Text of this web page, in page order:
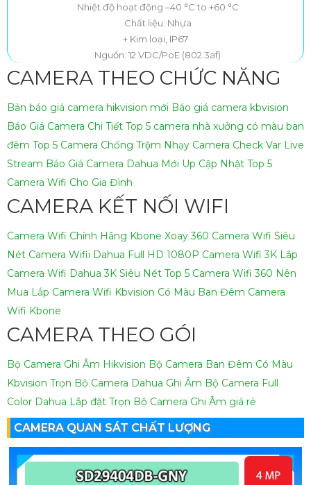
. Nhiệt độ hoạt động –40 °C to +60 °C
. Chất liệu: Nhựa
+ Kim loại, IP67
. Nguồn: 12 VDC/PoE (802.3af)
CAMERA THEO CHỨC NĂNG
Bản báo giá camera hikvision mới Báo giá camera kbvision
Báo Giá Camera Chi Tiết Top 5 camera nhà xưởng có màu ban
đêm Top 5 Camera Chống Trộm Nhạy Camera Check Var Live
Stream Báo Giá Camera Dahua Mới Up Cập Nhật Top 5
Camera Wifi Cho Gia Đình
CAMERA KẾT NỐI WIFI
Camera Wifi Chính Hãng Kbone Xoay 360 Camera Wifi Siêu
Nét Camera Wifii Dahua Full HD 1080P Camera Wifi 3K Lắp
Camera Wifi Dahua 3K Siêu Nét Top 5 Camera Wifi 360 Nên
Mua Lắp Camera Wifi Kbvision Có Màu Ban Đêm Camera
Wifi Kbone
CAMERA THEO GÓI
Bộ Camera Ghi Âm Hikvision Bộ Camera Ban Đêm Có Màu
Kbvision Trọn Bộ Camera Dahua Ghi Âm Bộ Camera Full
Color Dahua Lắp đặt Trọn Bộ Camera Ghi Âm giá rẻ
CAMERA QUAN SÁT CHẤT LƯỢNG